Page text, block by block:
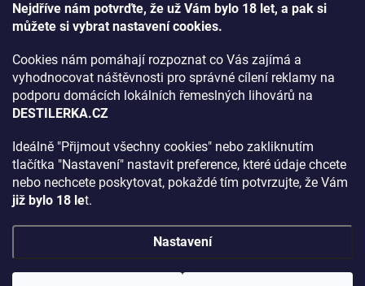
Nejdříve nám potvrďte, že už Vám bylo 18 let, a pak si
můžete si vybrat nastavení cookies.
Cookies nám pomáhají rozpoznat co Vás zajímá a
vyhodnocovat náštěvnosti pro správné cílení reklamy na
podporu domácích lokálních řemeslných lihovárů na
DESTILERKA.CZ
Ideálně "Přijmout všechny cookies" nebo zakliknutím
tlačítka "Nastavení" nastavit preference, které údaje chcete
nebo nechcete poskytovat, pokaždé tím potvrzujte, že Vám
již bylo 18 let.
Nastavení
Napsali v TÝDNU o naší práci
Rozhovor s DESTILERKA.CZ v magazínu DRINKING-CAT
Jak vybrat dárek na Vánoce
Archiv
Copyright 2026DESTILERKA.CZ. Všechna práva vyhrazena.Upravit